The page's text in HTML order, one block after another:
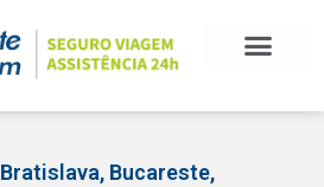
Bratislava, Bucareste,